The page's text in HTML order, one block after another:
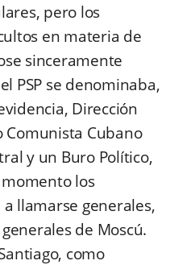
pero los
en materia de
sinceramente
PSP se denominaba,
Dirección
Comunista Cubano
y un Buro Político,
los
llamarse generales,
de Moscú.
como